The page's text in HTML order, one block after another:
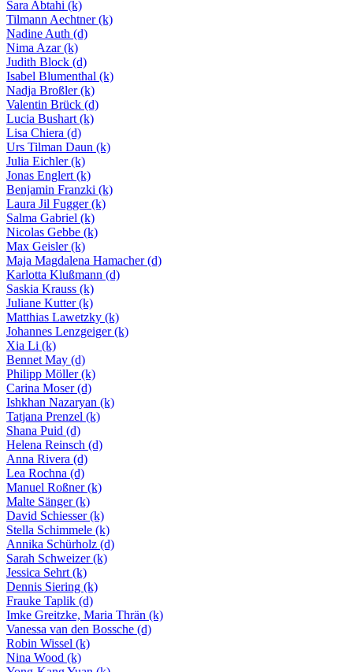
Sara Abtahi (k)
Tilmann Aechtner(k)
Nadine Auth (d)
Nima Azar(k)
Judith Block (d)
Isabel Blumenthal (k)
Nadja Broßler(k)
Valentin Brück (d)
Lucia Bushart(k)
Lisa Chiera (d)
Urs Tilman Daun (k)
Julia Eichler(k)
Jonas Englert(k)
Benjamin Franzki (k)
Laura Jil Fugger(k)
Salma Gabriel (k)
Nicolas Gebbe (k)
Max Geisler(k)
Maja Magdalena Hamacher(d)
Karlotta Klußmann (d)
Saskia Krauss (k)
Juliane Kutter(k)
Matthias Lawetzky (k)
Johannes Lenzgeiger(k)
Xia Li (k)
Bennet May (d)
Philipp Möller(k)
Carina Moser(d)
Ishkhan Nazaryan (k)
Tatjana Prenzel (k)
Shana Puid (d)
Helena Reinsch (d)
Anna Rivera (d)
Lea Rochna (d)
Manuel Roßner(k)
Malte Sänger(k)
David Schiesser(k)
Stella Schimmele (k)
Annika Schürholz (d)
Sarah Schweizer(k)
Jessica Sehrt(k)
Dennis Siering (k)
Frauke Taplik (d)
Imke Greitzke, Maria Thrän (k)
Vanessa van den Bossche (d)
Robin Wissel (k)
Nina Wood (k)